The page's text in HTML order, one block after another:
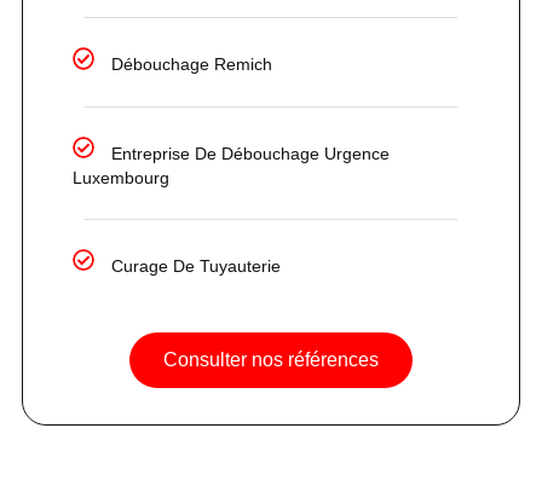
Débouchage Remich
Entreprise De Débouchage Urgence
Luxembourg
Curage De Tuyauterie
Consulter nos références